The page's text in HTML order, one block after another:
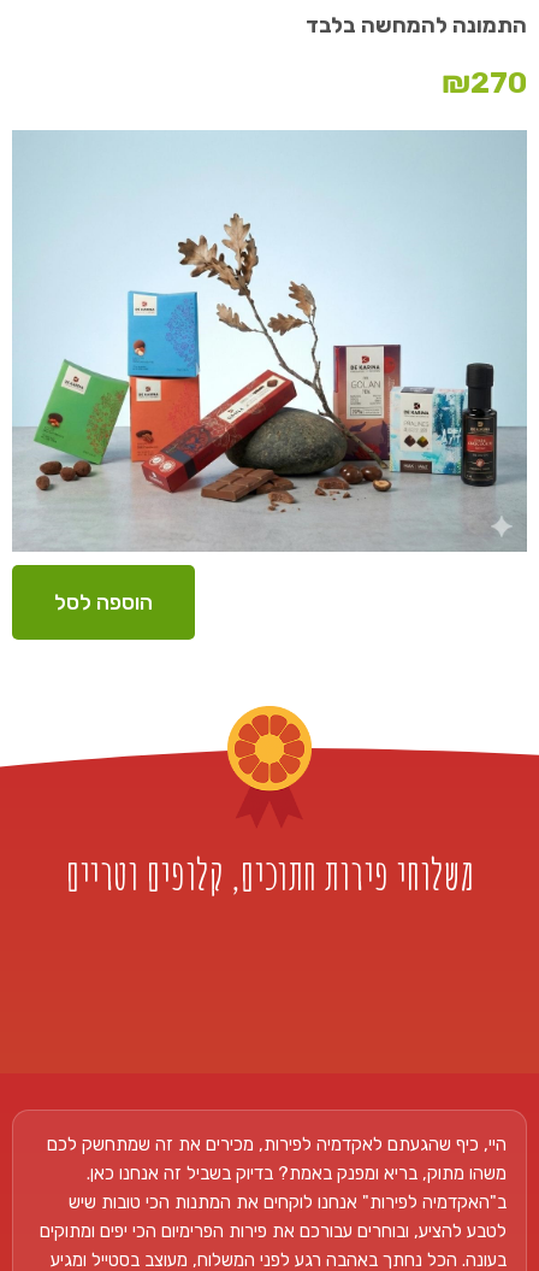
התמונה להמחשה בלבד
₪270
הוספה לסל
משלוחי פירות חתוכים, קלופים וטריים
היי, כיף שהגעתם לאקדמיה לפירות, מכירים את זה שמתחשק לכם
משהו מתוק, בריא ומפנק באמת? בדיוק בשביל זה אנחנו כאן.
ב"האקדמיה לפירות" אנחנו לוקחים את המתנות הכי טובות שיש
לטבע להציע, ובוחרים עבורכם את פירות הפרימיום הכי יפים ומתוקים
בעונה. הכל נחתך באהבה רגע לפני המשלוח, מעוצב בסטייל ומגיע